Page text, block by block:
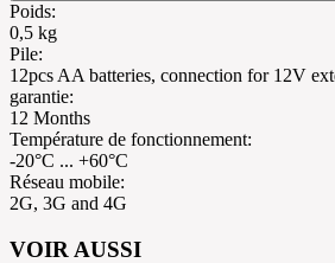
Poids:
0,5 kg
Pile:
12pcs AA batteries, connection for 12V
garantie:
12 Months
Température de fonctionnement:
-20°C ... +60°C
Réseau mobile:
2G, 3G and 4G
VOIR AUSSI